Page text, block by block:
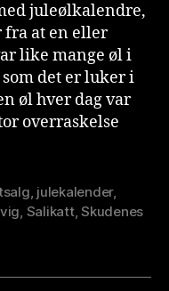
juleølkalendre,
fra at en eller
like mange øl i
det er luker i
øl hver dag var
overraskelse
, julekalender,
, Salikatt,Skudenes
A